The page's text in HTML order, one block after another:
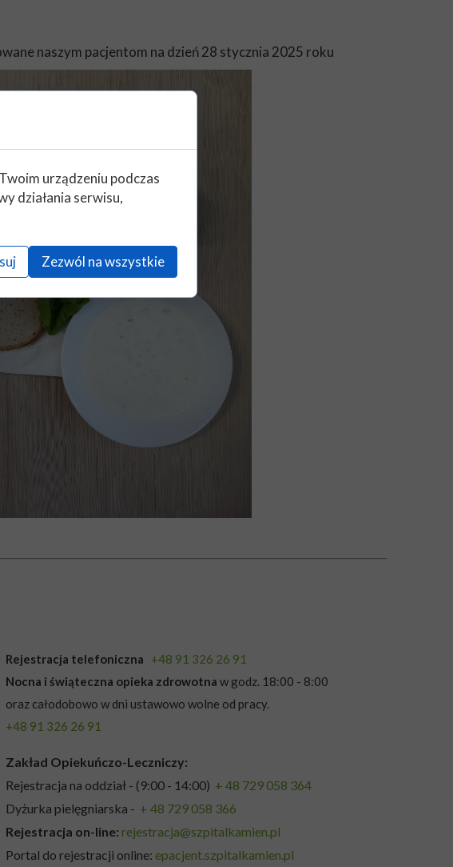
naszym pacjentom na dzień 28 stycznia 2025 roku
Rejestracja telefoniczna +48 91 326 26 91
Nocna i świąteczna opieka zdrowotna w godz. 18:00 - 8:00
oraz całodobowo w dni ustawowo wolne od pracy.
+48 91 326 26 91
Zakład Opiekuńczo-Leczniczy:
Rejestracja na oddział - (9:00 - 14:00) + 48 729 058 364
Dyżurka pielęgniarska - + 48 729 058 366
Rejestracja on-line: rejestracja@szpitalkamien.pl
Portal do rejestracji online: epacjent.szpitalkamien.pl
urządzeniu podczas
działania serwisu,
Zezwól na wszystkie